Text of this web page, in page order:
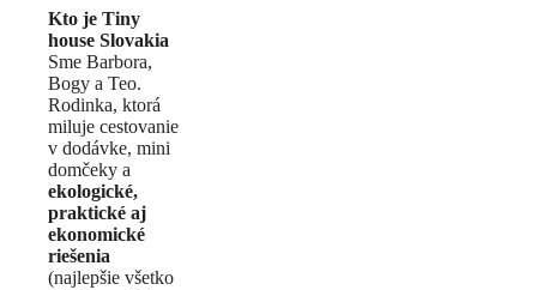
Kto je Tiny
house Slovakia
Sme Barbora,
Bogy a Teo.
Rodinka, ktorá
miluje cestovanie
v dodávke, mini
domčeky a
ekologické,
praktické aj
ekonomické
riešenia
(najlepšie všetko